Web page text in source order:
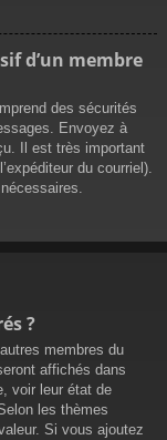
d’un membre
des sécurités
Envoyez à
Il est très important
du courriel).
?
membres du
affichés dans
voir leur état de
les thèmes
Si vous ajoutez